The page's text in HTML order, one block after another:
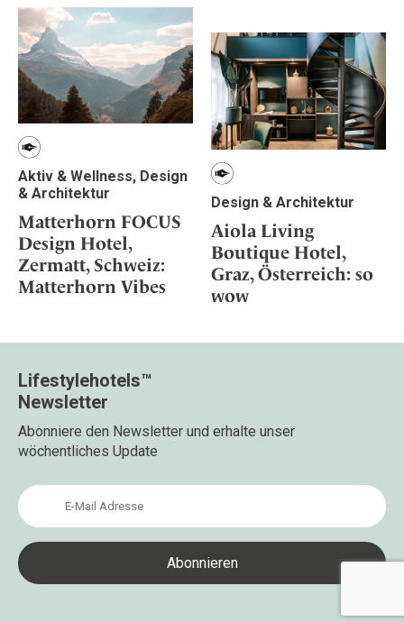
Aktiv & Wellness, Design
& Architektur
Matterhorn FOCUS
Design Hotel,
Zermatt, Schweiz:
Matterhorn Vibes
Design & Architektur
Aiola Living
Boutique Hotel,
Graz, Österreich: so
wow
Lifestylehotels™
Newsletter
Abonniere den Newsletter und erhalte unser
wöchentliches Update